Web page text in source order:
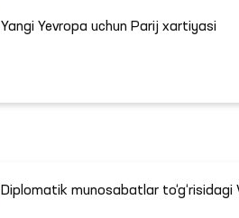
Yangi Yevropa uchun Parij xartiyasi
Diplomatik munosabatlar to‘g‘risidagi